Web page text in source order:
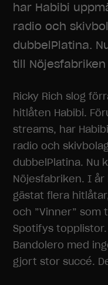
har Habibi
radio och
dubbelPlatina.
till Nöjesfabriken
Ricky Rich slog
hitlåten Habibi.
streams, har
radio och
dubbelPlatina. Nu
Nöjesfabriken. I
gästat flera
och ”Vinner” som
Spotifys
Bandolero med
gjort stor succé.